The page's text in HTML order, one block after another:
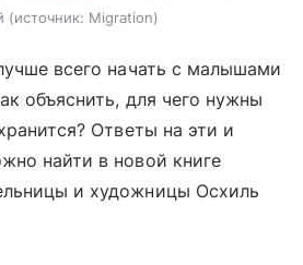
источник: Migration
всего начать с малышами
объяснить, для чего нужны
Ответы на эти и
найти в новой книге
и художницы Осхиль